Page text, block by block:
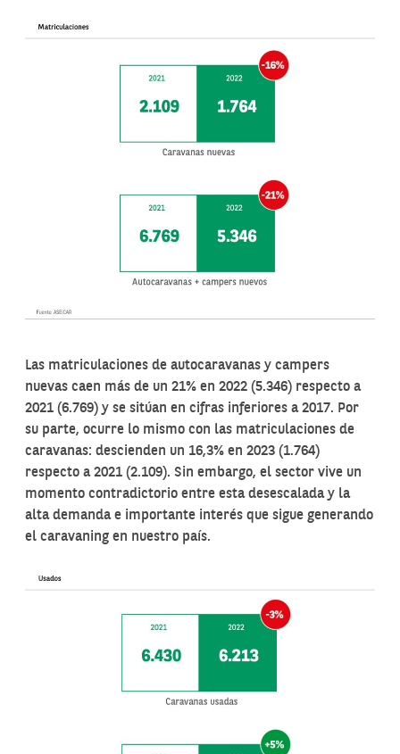
Las matriculaciones de autocaravanas y campers
nuevas caen más de un 21% en 2022 (5.346) respecto a
2021 (6.769) y se sitúan en cifras inferiores a 2017. Por
su parte, ocurre lo mismo con las matriculaciones de
caravanas: descienden un 16,3% en 2023 (1.764)
respecto a 2021 (2.109). Sin embargo, el sector vive un
momento contradictorio entre esta desescalada y la
alta demanda e importante interés que sigue generando
el caravaning en nuestro país.